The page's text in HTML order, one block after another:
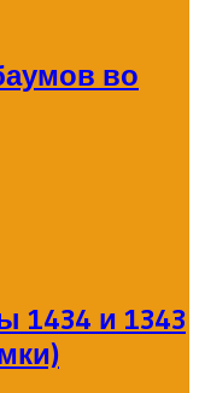
во
1434 и 1343